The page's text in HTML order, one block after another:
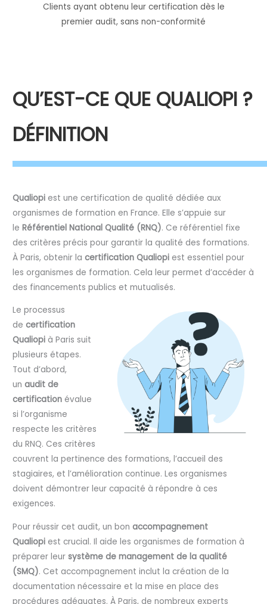
Clients ayant obtenu leur certification dès le
premier audit, sans non-conformité
QU’EST-CE QUE QUALIOPI ?
DÉFINITION
Qualiopi est une certification de qualité dédiée aux
organismes de formation en France. Elle s’appuie sur
leRéférentiel National Qualité (RNQ). Ce référentiel fixe
des critères précis pour garantir la qualité des formations.
À Paris, obtenir lacertification Qualiopi est essentiel pour
les organismes de formation. Cela leur permet d’accéder à
des financements publics et mutualisés.
Le processus
decertification
Qualiopi à Paris suit
plusieurs étapes.
Tout d’abord,
unaudit de
certification évalue
si l’organisme
respecte les critères
du RNQ. Ces critères
couvrent la pertinence des formations, l’accueil des
stagiaires, et l’amélioration continue. Les organismes
doivent démontrer leur capacité à répondre à ces
exigences.
Pour réussir cet audit, un bonaccompagnement
Qualiopi est crucial. Il aide les organismes de formation à
préparer leursystème de management de la qualité
(SMQ). Cet accompagnement inclut la création de la
documentation nécessaire et la mise en place des
procédures adéquates. À Paris, de nombreux experts